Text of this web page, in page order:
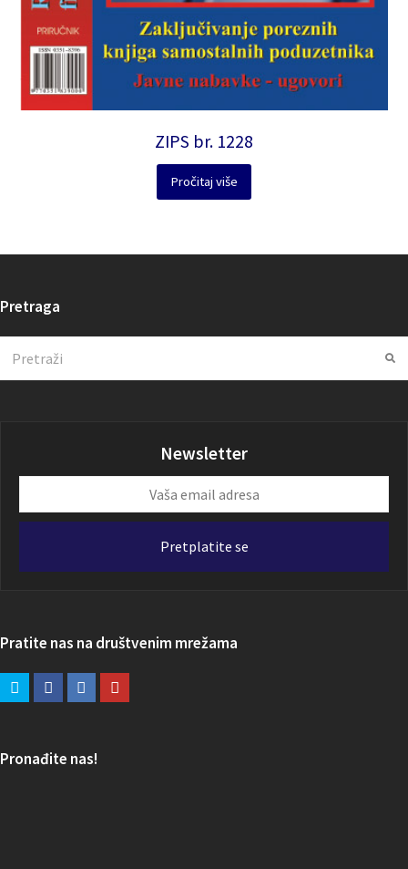
ZIPS br. 1228
Pročitaj više
Pretraga
Newsletter
email
Pretplatite se
Pratite nas na društvenim mrežama
Pronađite nas!